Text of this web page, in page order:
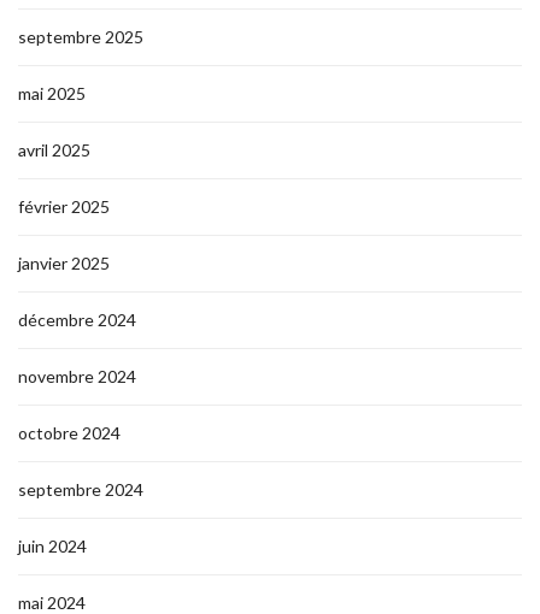
septembre 2025
mai 2025
avril 2025
février 2025
janvier 2025
décembre 2024
novembre 2024
octobre 2024
septembre 2024
juin 2024
mai 2024